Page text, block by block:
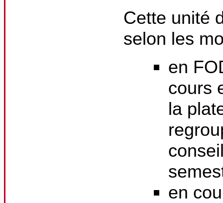
Cette unité
selon les
en
cours
la
en